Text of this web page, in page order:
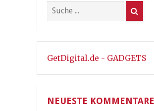
GetDigital.de - GADGETS
NEUESTE KOMMENTARE